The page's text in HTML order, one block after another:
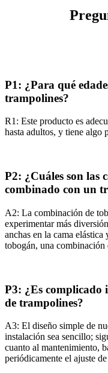
P1: ¿Para qué
trampolines?
R1: Este producto es
hasta adultos, y tiene algo
P2: ¿Cuáles son las
combinado con un
A2: La combinación de
experimentar más
anchas en la cama
tobogán, una combinación
P3: ¿Es complicado
de trampolines?
A3: El diseño simple de
instalación sea sencillo;
cuanto al mantenimiento,
periódicamente el ajuste